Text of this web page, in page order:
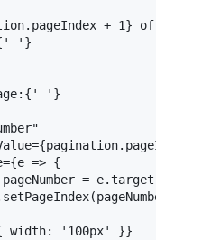
+ 1} of
'}
'}
={pagination.pageIndex
={e => {
=
width: '100px' }}